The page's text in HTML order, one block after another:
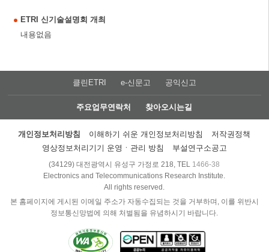
ETRI 신기술설명회 개최
내용없음
클린ETRI e-신문고 공익신고
주요업무연락처 찾아오시는길
개인정보처리방침 이해하기 쉬운 개인정보처리방침
저작권정책
영상정보처리기기 운영ㆍ관리 방침
부설연구소공고
(34129) 대전광역시 유성구 가정로 218, TEL 1466-38
Electronics and Telecommunications Research Institute.
All rights reserved.
본 홈페이지에 게시된 이메일 주소가 자동수집되는 것을 거부하며, 이를 위반시
정보통신망법에 의해 처벌됨을 유념하시기 바랍니다.